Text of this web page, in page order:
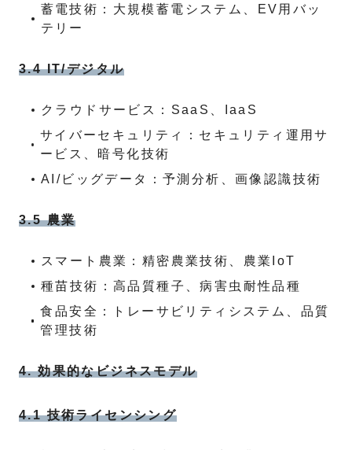
蓄電技術：大規模蓄電システム、EV用バッ
テリー
3.4 IT/デジタル
クラウドサービス：SaaS、IaaS
サイバーセキュリティ：セキュリティ運用サ
ービス、暗号化技術
AI/ビッグデータ：予測分析、画像認識技術
3.5 農業
スマート農業：精密農業技術、農業IoT
種苗技術：高品質種子、病害虫耐性品種
食品安全：トレーサビリティシステム、品質
管理技術
4. 効果的なビジネスモデル
4.1 技術ライセンシング